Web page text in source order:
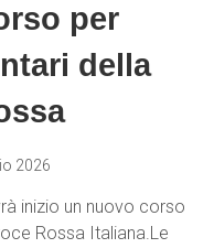
per
della
2026
inizio un nuovo corso
Rossa Italiana.Le